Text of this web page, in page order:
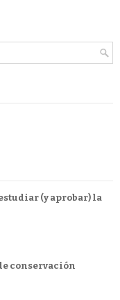
(y aprobar) la
conservación